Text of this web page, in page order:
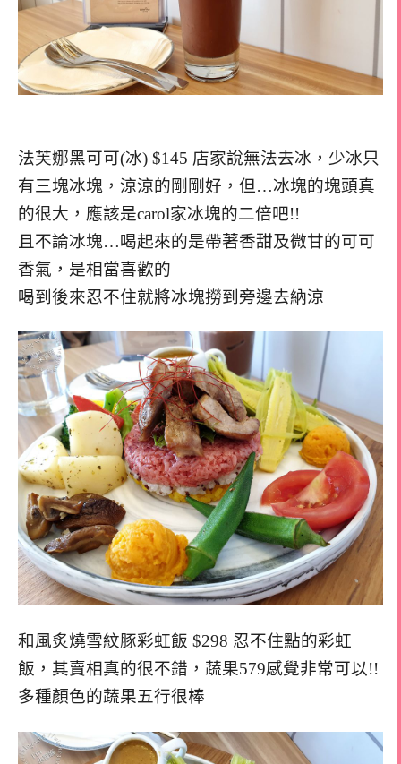
法芙娜黑可可(冰) $145 店家說無法去冰，少冰只
有三塊冰塊，涼涼的剛剛好，但…冰塊的塊頭真
的很大，應該是carol家冰塊的二倍吧!!
且不論冰塊…喝起來的是帶著香甜及微甘的可可
香氣，是相當喜歡的
喝到後來忍不住就將冰塊撈到旁邊去納涼
和風炙燒雪紋豚彩虹飯 $298 忍不住點的彩虹
飯，其賣相真的很不錯，蔬果579感覺非常可以!!
多種顏色的蔬果五行很棒